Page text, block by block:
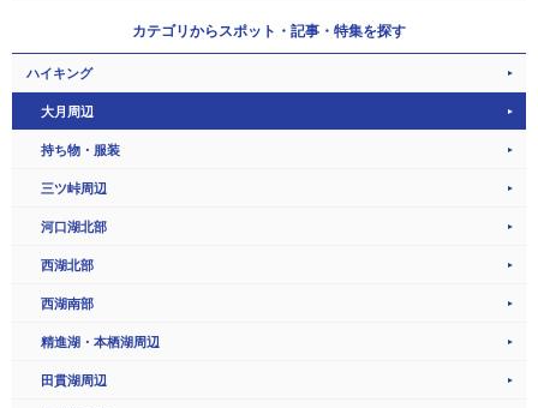
カテゴリからスポット・記事・特集を探す
ハイキング
大月周辺
持ち物・服装
三ツ峠周辺
河口湖北部
西湖北部
西湖南部
精進湖・本栖湖周辺
田貫湖周辺